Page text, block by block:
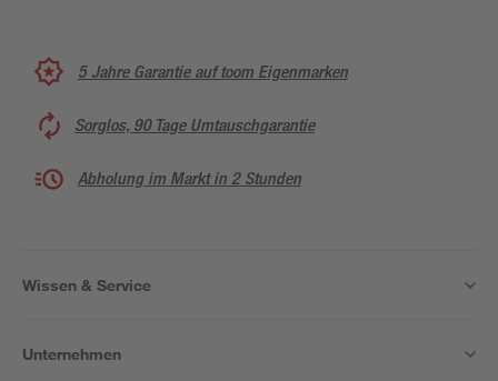
5 Jahre Garantie auf toom Eigenmarken
Sorglos, 90 Tage Umtauschgarantie
Abholung im Markt in 2 Stunden
Wissen & Service
Unternehmen